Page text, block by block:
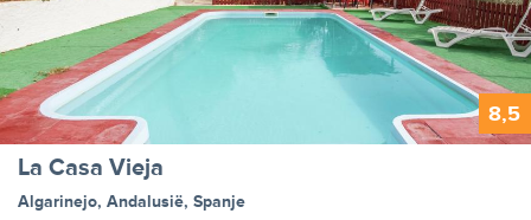
8,5
La Casa Vieja
Algarinejo, Andalusië, Spanje